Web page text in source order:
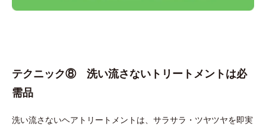
テクニック⑧ 洗い流さないトリートメントは必
需品
洗い流さないヘアトリートメントは、サラサラ・ツヤツヤを即実